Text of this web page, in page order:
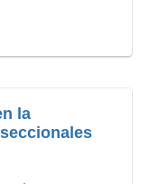
la